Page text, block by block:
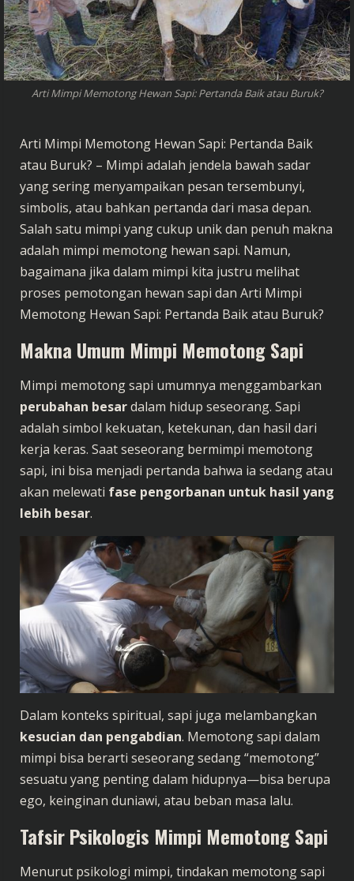
Arti Mimpi Memotong Hewan Sapi: Pertanda Baik atau Buruk?
Arti Mimpi Memotong Hewan Sapi: Pertanda Baik
atau Buruk? – Mimpi adalah jendela bawah sadar
yang sering menyampaikan pesan tersembunyi,
simbolis, atau bahkan pertanda dari masa depan.
Salah satu mimpi yang cukup unik dan penuh makna
adalah mimpi memotong hewan sapi. Namun,
bagaimana jika dalam mimpi kita justru melihat
proses pemotongan hewan sapi dan Arti Mimpi
Memotong Hewan Sapi: Pertanda Baik atau Buruk?
Makna Umum Mimpi Memotong Sapi
Mimpi memotong sapi umumnya menggambarkan
perubahan besardalam hidup seseorang. Sapi
adalah simbol kekuatan, ketekunan, dan hasil dari
kerja keras. Saat seseorang bermimpi memotong
sapi, ini bisa menjadi pertanda bahwa ia sedang atau
akan melewati fase pengorbanan untuk hasil yang
lebih besar.
Dalam konteks spiritual, sapi juga melambangkan
kesucian dan pengabdian. Memotong sapi dalam
mimpi bisa berarti seseorang sedang “memotong”
sesuatu yang penting dalam hidupnya—bisa berupa
ego, keinginan duniawi, atau beban masa lalu.
Tafsir Psikologis Mimpi Memotong Sapi
Menurut psikologi mimpi, tindakan memotong sapi